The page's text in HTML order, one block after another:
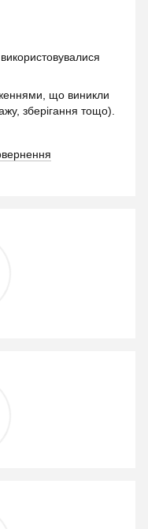
що виникли
зберігання тощо).